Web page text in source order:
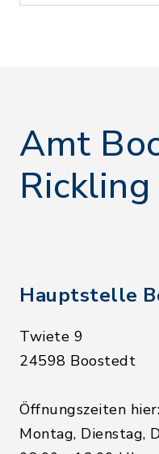
Amt
Rickling
Hauptstelle
Twiete 9
24598 Boostedt
Öffnungszeiten hier:
Montag, Dienstag,